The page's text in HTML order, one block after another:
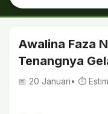
Awalina Faza
Tenangnya
📅 20 Januari• ⏱